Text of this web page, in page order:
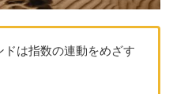
は指数の連動をめざす